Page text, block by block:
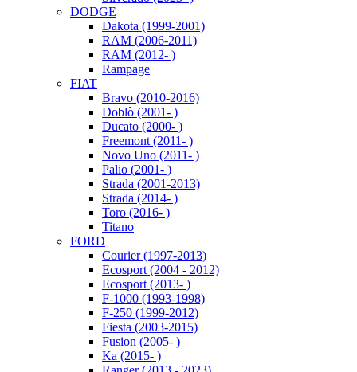
DODGE
Dakota (1999-2001)
RAM (2006-2011)
RAM (2012- )
Rampage
FIAT
Bravo (2010-2016)
Doblò (2001- )
Ducato (2000- )
Freemont (2011- )
Novo Uno (2011- )
Palio (2001- )
Strada (2001-2013)
Strada (2014- )
Toro (2016- )
Titano
FORD
Courier (1997-2013)
Ecosport (2004 - 2012)
Ecosport (2013- )
F-1000 (1993-1998)
F-250 (1999-2012)
Fiesta (2003-2015)
Fusion (2005- )
Ka (2015- )